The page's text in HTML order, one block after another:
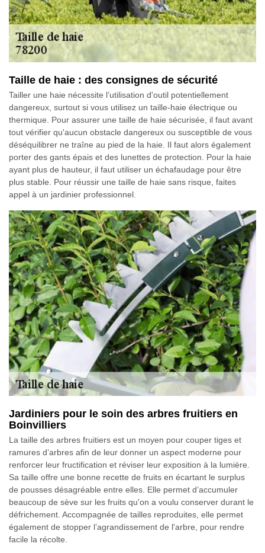
Taille de haie : des consignes de sécurité
Tailler une haie nécessite l’utilisation d'outil potentiellement
dangereux, surtout si vous utilisez un taille-haie électrique ou
thermique. Pour assurer une taille de haie sécurisée, il faut avant
tout vérifier qu'aucun obstacle dangereux ou susceptible de vous
déséquilibrer ne traîne au pied de la haie. Il faut alors également
porter des gants épais et des lunettes de protection. Pour la haie
ayant plus de hauteur, il faut utiliser un échafaudage pour être
plus stable. Pour réussir une taille de haie sans risque, faites
appel à un jardinier professionnel.
Jardiniers pour le soin des arbres fruitiers en
Boinvilliers
La taille des arbres fruitiers est un moyen pour couper tiges et
ramures d’arbres afin de leur donner un aspect moderne pour
renforcer leur fructification et réviser leur exposition à la lumière.
Sa taille offre une bonne recette de fruits en écartant le surplus
de pousses désagréable entre elles. Elle permet d’accumuler
beaucoup de sève sur les fruits qu'on a voulu conserver durant le
défrichement. Accompagnée de tailles reproduites, elle permet
également de stopper l’agrandissement de l'arbre, pour rendre
facile la récolte.